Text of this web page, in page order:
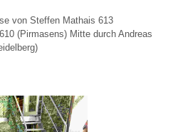
von Steffen Mathais 613
(Pirmasens) Mitte durch Andreas